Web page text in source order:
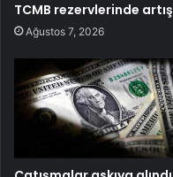
TCMB rezervlerinde artış
Ağustos 7, 2026